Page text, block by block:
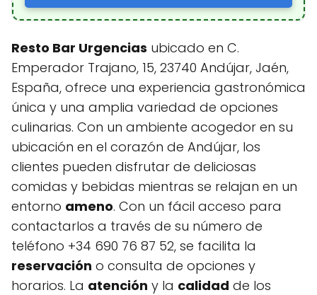
Resto Bar Urgencias ubicado en C.
Emperador Trajano, 15, 23740 Andújar, Jaén,
España, ofrece una experiencia gastronómica
única y una amplia variedad de opciones
culinarias. Con un ambiente acogedor en su
ubicación en el corazón de Andújar, los
clientes pueden disfrutar de deliciosas
comidas y bebidas mientras se relajan en un
entorno ameno. Con un fácil acceso para
contactarlos a través de su número de
teléfono +34 690 76 87 52, se facilita la
reservación o consulta de opciones y
horarios. La atención y la calidad de los